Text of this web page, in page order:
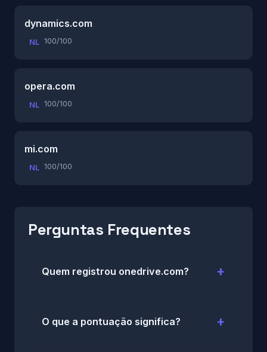
dynamics.com
NL 100/100
opera.com
NL 100/100
mi.com
NL 100/100
Perguntas Frequentes
Quem registrou onedrive.com?
O que a pontuação significa?